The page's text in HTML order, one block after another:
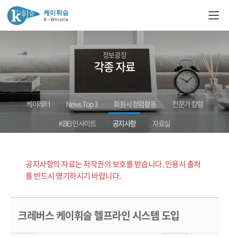
정보광장
각종 자료
케이레터 News Top 3 회원사 청렴활동
전문가 칼럼
KBEI 인사이트
공지사항 자료실
공지사항의 자료는 저작권의 보호를 받습니다. 인용시 출처
를 반드시 명기하시기 바랍니다.
크레버스 케이휘슬 헬프라인 시스템 도입